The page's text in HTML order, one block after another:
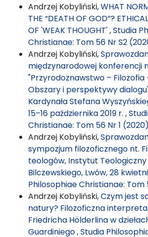
Andrzej Kobyliński,WHAT
THE “DEATH OF GOD”?
OF 'WEAK THOUGHT',Studia
Christianae: Tom 56 Nr S2
Andrzej Kobyliński,
międzynarodowej konferencji
"Przyrodoznawstwo – Filozofia
Obszary i perspektywy
Kardynała Stefana
15–16 października 2019 r. ,
Christianae: Tom 56 Nr 1 (2020)
Andrzej Kobyliński,
sympozjum filozoficznego nt.
teologów, Instytut Teologiczny
Bilczewskiego, Lwów, 28
Philosophiae Christianae: Tom
Andrzej Kobyliński,Czym jest
natury? Filozoficzna
Friedricha Hölderlina w
Guardiniego,Studia